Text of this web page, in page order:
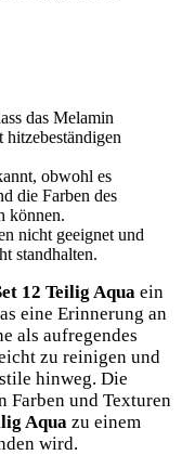
das Melamin
obwohl es
die Farben des
können.
nicht geeignet und
standhalten.
12 Teilig Aqua ein
eine Erinnerung⁢ an
als aufregendes
zu ⁤reinigen und
hinweg.​ Die​
Farben und Texturen
Aqua ‌zu einem
wird.